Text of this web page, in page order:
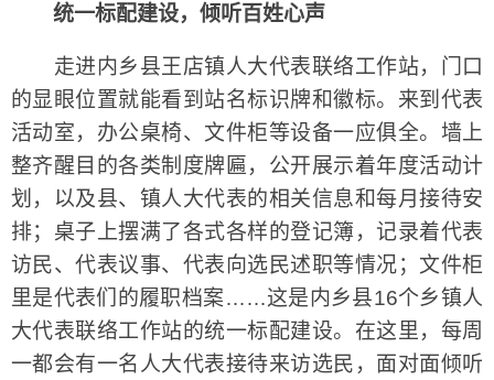
统一标配建设，倾听百姓心声
走进内乡县王店镇人大代表联络工作站，门口
的显眼位置就能看到站名标识牌和徽标。来到代表
活动室，办公桌椅、文件柜等设备一应俱全。墙上
整齐醒目的各类制度牌匾，公开展示着年度活动计
划，以及县、镇人大代表的相关信息和每月接待安
排；桌子上摆满了各式各样的登记簿，记录着代表
访民、代表议事、代表向选民述职等情况；文件柜
里是代表们的履职档案……这是内乡县16个乡镇人
大代表联络工作站的统一标配建设。在这里，每周
一都会有一名人大代表接待来访选民，面对面倾听